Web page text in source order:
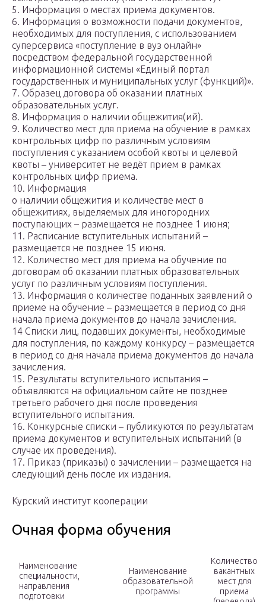
5. Информация о местах приема документов.
6. Информация о возможности подачи документов,
необходимых для поступления, с использованием
суперсервиса «поступление в вуз онлайн»
посредством федеральной государственной
информационной системы «Единый портал
государственных и муниципальных услуг (функций)».
7. Образец договора об оказании платных
образовательных услуг.
8. Информация о наличии общежития(ий).
9. Количество мест для приема на обучение в рамках
контрольных цифр по различным условиям
поступления с указанием особой квоты и целевой
квоты – университет не ведёт прием в рамках
контрольных цифр приема.
10. Информация
о наличии общежития и количестве мест в
общежитиях, выделяемых для иногородних
поступающих – размещается не позднее 1 июня;
11. Расписание вступительных испытаний –
размещается не позднее 15 июня.
12. Количество мест для приема на обучение по
договорам об оказании платных образовательных
услуг по различным условиям поступления.
13. Информация о количестве поданных заявлений о
приеме на обучение – размещается в период со дня
начала приема документов до начала зачисления.
14 Списки лиц, подавших документы, необходимые
для поступления, по каждому конкурсу – размещается
в период со дня начала приема документов до начала
зачисления.
15. Результаты вступительного испытания –
объявляются на официальном сайте не позднее
третьего рабочего дня после проведения
вступительного испытания.
16. Конкурсные списки – публикуются по результатам
приема документов и вступительных испытаний (в
случае их проведения).
17. Приказ (приказы) о зачислении – размещается на
следующий день после их издания.
Курский институт кооперации
Очная форма обучения
Наименование
специальности,
направления
подготовки
Наименование
образовательной
программы
Количество
вакантных
мест для
приема